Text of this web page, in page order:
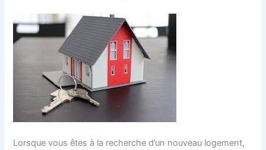
Lorsque vous êtes à la recherche d’un nouveau logement,